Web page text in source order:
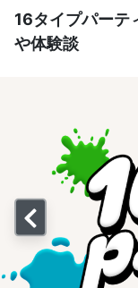
16タイプパーテ
や体験談